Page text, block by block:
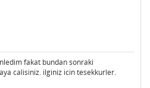
fakat bundan sonraki
calisiniz. ilginiz icin tesekkurler.